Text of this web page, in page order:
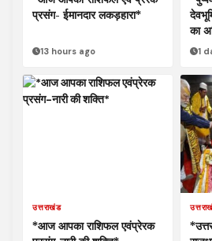
प्रसंग- ईमानदार लकड़हारा*
13 hours ago
का
1
उत्तराखंड
*आज आपका राशिफल एवंप्रेरक